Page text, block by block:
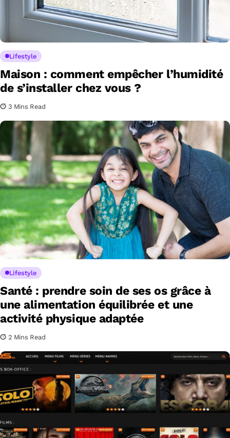
Lifestyle
Maison : comment empêcher l’humidité
de s’installer chez vous ?
3 Mins Read
Lifestyle
Santé : prendre soin de ses os grâce à
une alimentation équilibrée et une
activité physique adaptée
2 Mins Read